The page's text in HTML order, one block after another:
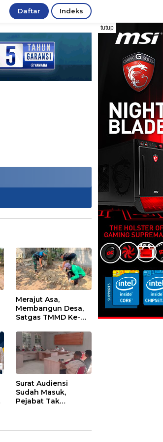
Daftar Indeks
tutup
Merajut Asa,
Membangun Desa,
Satgas TMMD Ke-
Pengurukan
Sasaran 5
Surat Audiensi
Sudah Masuk,
Pejabat Tak